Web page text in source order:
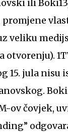
veliku
15. jula nisu
ov čovjek,